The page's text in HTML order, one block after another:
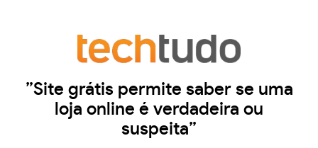
”Site grátis permite saber se uma
loja online é verdadeira ou
suspeita”